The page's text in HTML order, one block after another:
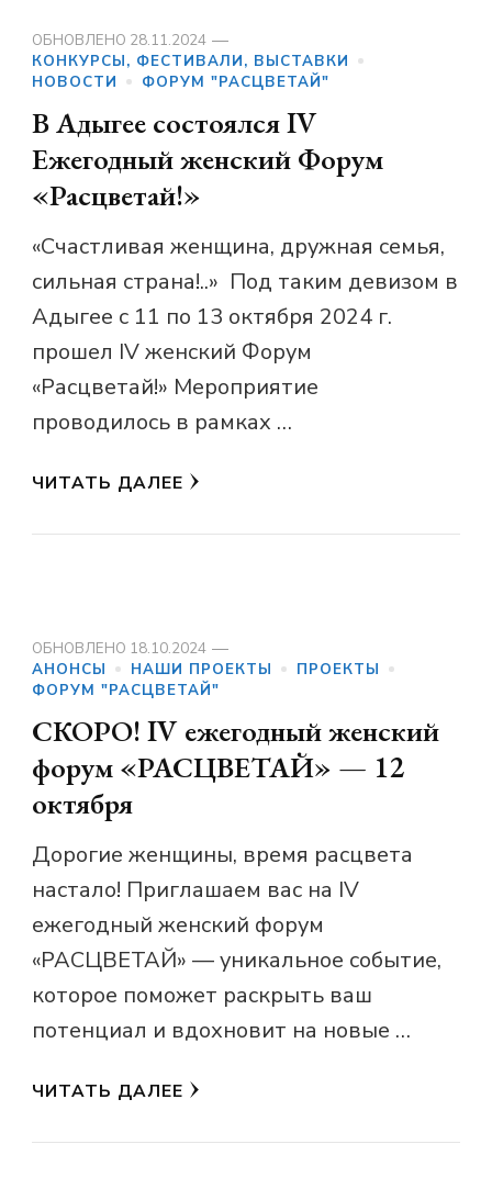
ОБНОВЛЕНО 28.11.2024
КОНКУРСЫ, ФЕСТИВАЛИ, ВЫСТАВКИ
НОВОСТИ
ФОРУМ "РАСЦВЕТАЙ"
В Адыгее состоялся IV
Ежегодный женский Форум
«Расцветай!»
«Счастливая женщина, дружная семья,
сильная страна!..» Под таким девизом в
Адыгее с 11 по 13 октября 2024 г.
прошел IV женский Форум
«Расцветай!» Мероприятие
проводилось в рамках …
ЧИТАТЬ ДАЛЕЕ
ОБНОВЛЕНО 18.10.2024
АНОНСЫ
НАШИ ПРОЕКТЫ
ПРОЕКТЫ
ФОРУМ "РАСЦВЕТАЙ"
СКОРО! IV ежегодный женский
форум «РАСЦВЕТАЙ» — 12
октября
Дорогие женщины, время расцвета
настало! Приглашаем вас на IV
ежегодный женский форум
«РАСЦВЕТАЙ» — уникальное событие,
которое поможет раскрыть ваш
потенциал и вдохновит на новые …
ЧИТАТЬ ДАЛЕЕ